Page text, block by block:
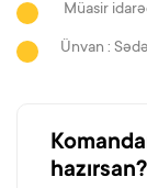
Müasir
Ünvan :
hazırsan?